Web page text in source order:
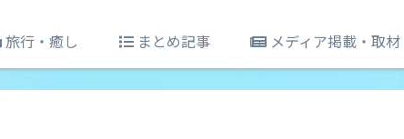
旅行・癒し まとめ記事 メディア掲載・取材